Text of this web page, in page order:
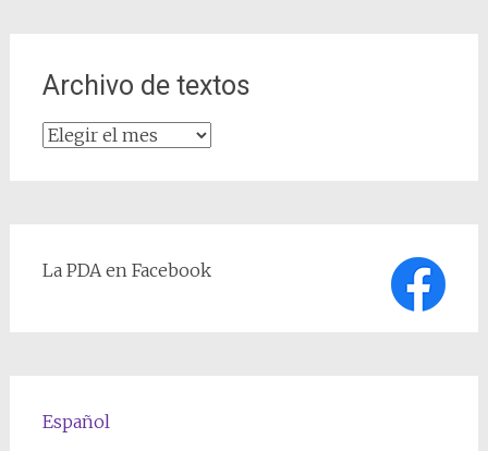
Archivo de textos
Archivo
La PDA en Facebook
Español